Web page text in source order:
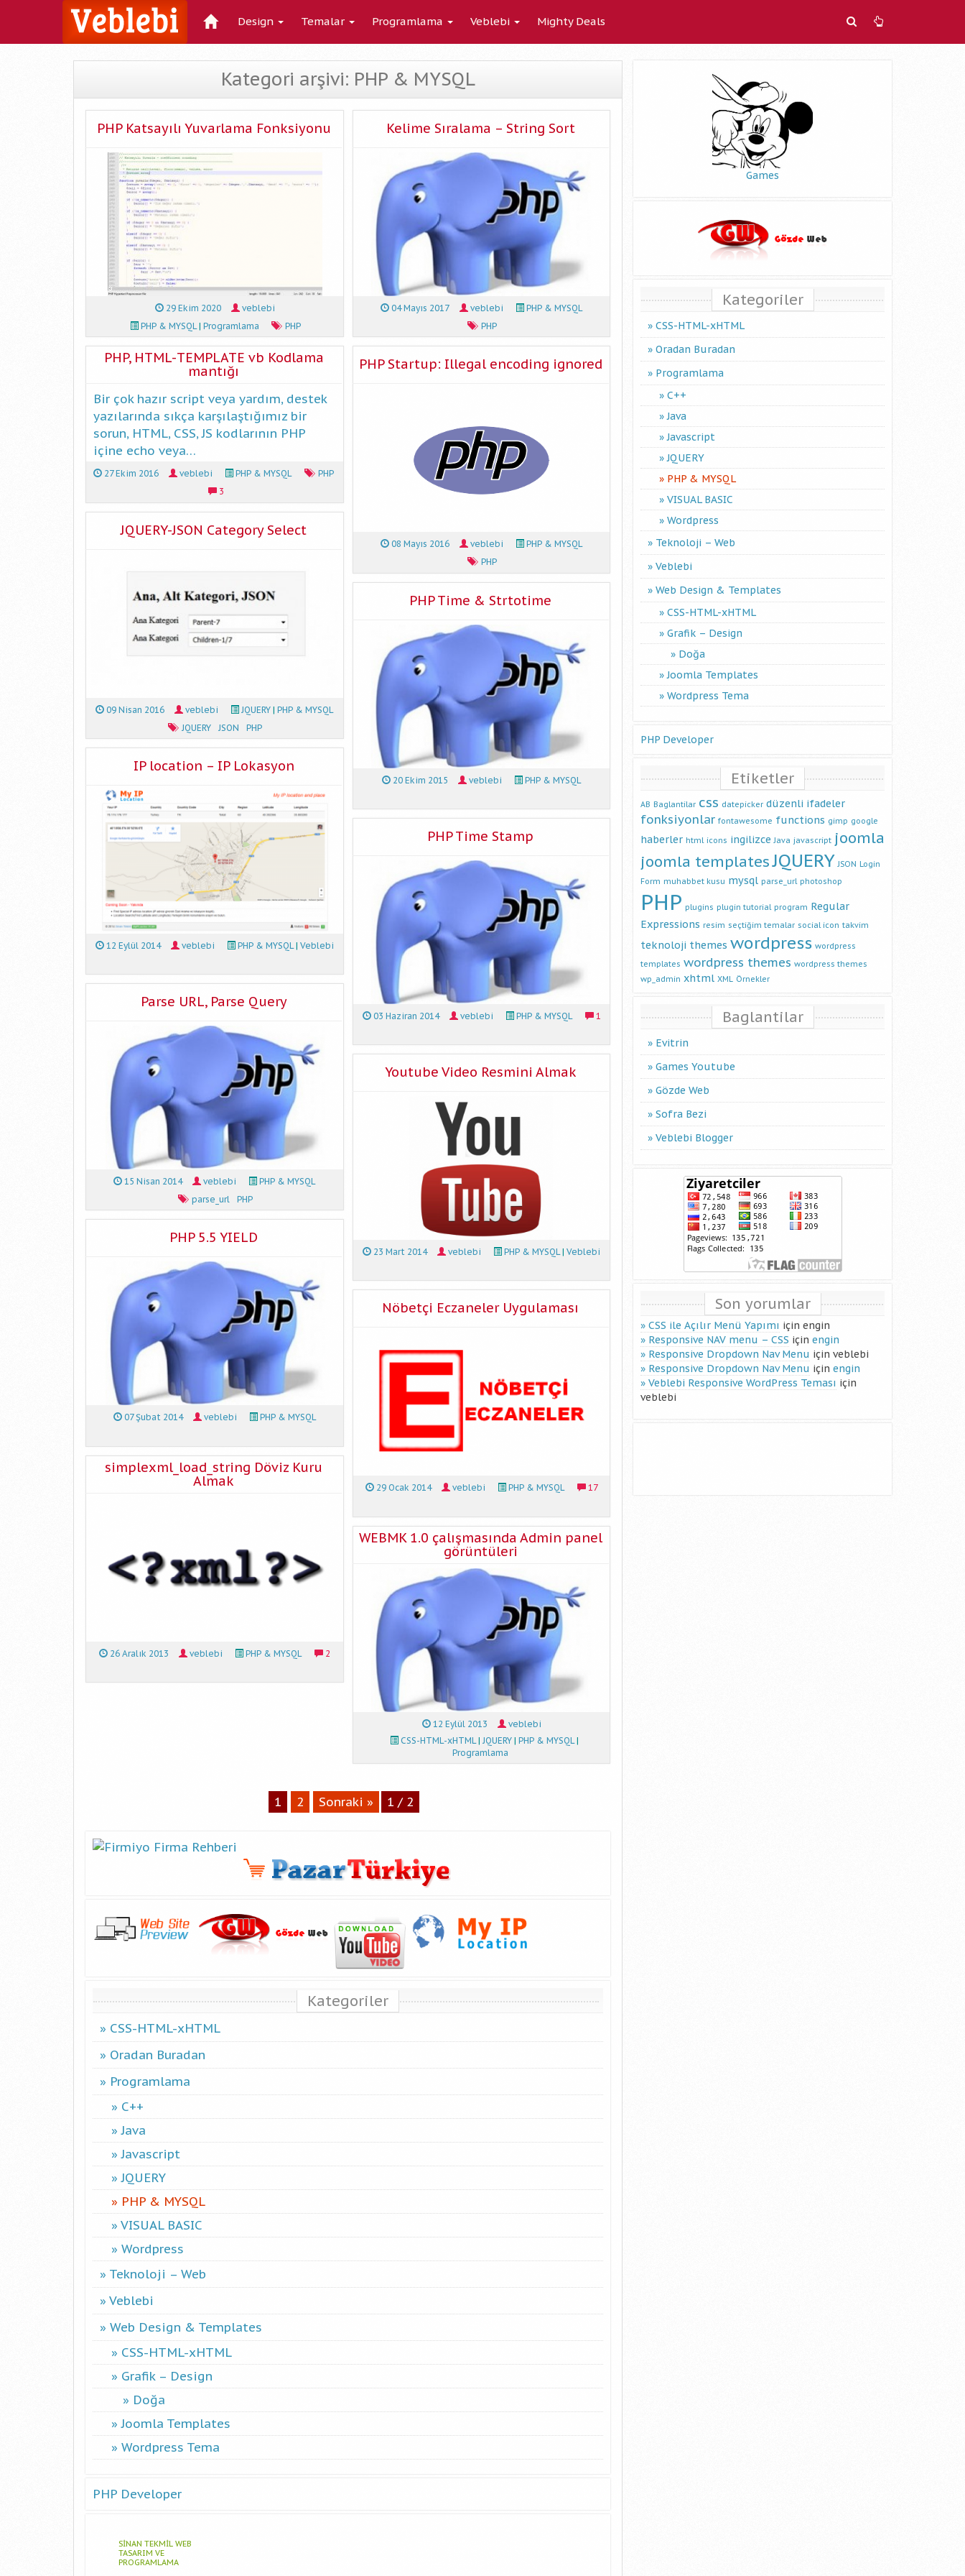
Design Temalar Programlama Veblebi Mighty Deals
Kategori arşivi: PHP & MYSQL
PHP Katsayılı Yuvarlama Fonksiyonu
29 Ekim 2020
veblebi
PHP & MYSQL| Programlama PHP
PHP, HTML-TEMPLATE vb Kodlama
mantığı
Bir çok hazır script veya yardım, destek
yazılarında sıkça karşılaştığımız bir
sorun, HTML, CSS, JS kodlarının PHP
içine echo veya…
27 Ekim 2016 veblebi PHP & MYSQL
PHP
3
JQUERY-JSON Category Select
09 Nisan 2016 veblebi JQUERY |PHP & MYSQL
JQUERY
JSON PHP
IP location – IP Lokasyon
12 Eylül 2014 veblebi PHP & MYSQL |Veblebi
Parse URL, Parse Query
15 Nisan 2014 veblebi
PHP & MYSQL
parse_url
PHP
PHP 5.5 YIELD
07 Şubat 2014 veblebi PHP & MYSQL
simplexml_load_string Döviz Kuru
Almak
26 Aralık 2013 veblebi PHP & MYSQL 2
Kelime Sıralama – String Sort
04 Mayıs 2017 veblebi
PHP & MYSQL
PHP
PHP Startup: Illegal encoding ignored
08 Mayıs 2016 veblebi
PHP & MYSQL
PHP
PHP Time & Strtotime
20 Ekim 2015 veblebi PHP & MYSQL
PHP Time Stamp
03 Haziran 2014 veblebi PHP & MYSQL 1
Youtube Video Resmini Almak
23 Mart 2014 veblebi PHP & MYSQL|Veblebi
Nöbetçi Eczaneler Uygulaması
29 Ocak 2014 veblebi PHP & MYSQL 17
WEBMK 1.0 çalışmasında Admin panel
görüntüleri
12 Eylül 2013
veblebi
CSS-HTML-xHTML| JQUERY| PHP & MYSQL|
Programlama
1 2 Sonraki » 1 / 2
Kategoriler
CSS-HTML-xHTML
Oradan Buradan
Programlama
C++
Java
Javascript
JQUERY
PHP & MYSQL
VISUAL BASIC
Wordpress
Teknoloji – Web
Veblebi
Web Design & Templates
CSS-HTML-xHTML
Grafik – Design
Doğa
Joomla Templates
Wordpress Tema
PHP Developer
SINAN TEKMIL WEB
TASARIM VE
PROGRAMLAMA
Games
Kategoriler
CSS-HTML-xHTML
Oradan Buradan
Programlama
C++
Java
Javascript
JQUERY
PHP & MYSQL
VISUAL BASIC
Wordpress
Teknoloji – Web
Veblebi
Web Design & Templates
CSS-HTML-xHTML
Grafik – Design
Doğa
Joomla Templates
Wordpress Tema
PHP Developer
Etiketler
AB Baglantilar css datepicker düzenli ifadeler
fonksiyonlar fontawesome functions gimp google
haberler html icons ingilizce Java javascript joomla
joomla templatesJQUERY JSON Login
Form muhabbet kusu mysql parse_url photoshop
PHP plugins plugin tutorial program Regular
Expressions resim seçtiğim temalar social icon takvim
teknoloji themes wordpress wordpress
templates wordpress themes wordpress themes
wp_admin xhtml XML Örnekler
Baglantilar
Evitrin
Games Youtube
Gözde Web
Sofra Bezi
Veblebi Blogger
Son yorumlar
CSS ile Açılır Menü Yapımı için engin
Responsive NAV menu – CSS için engin
Responsive Dropdown Nav Menu için veblebi
Responsive Dropdown Nav Menu için engin
Veblebi Responsive WordPress Teması için
veblebi